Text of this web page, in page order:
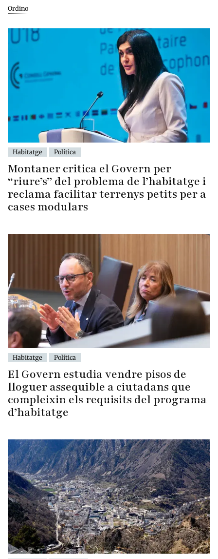
Ordino
Habitatge Política
Montaner critica el Govern per
“riure’s” del problema de l’habitatge i
reclama facilitar terrenys petits per a
cases modulars
Habitatge Política
El Govern estudia vendre pisos de
lloguer assequible a ciutadans que
compleixin els requisits del programa
d’habitatge